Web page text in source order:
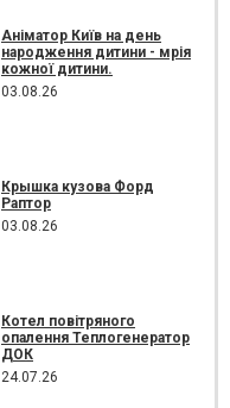
Аніматор Київ на день
народження дитини - мрія
кожної дитини.
03.08.26
Крышка кузова Форд
Раптор
03.08.26
Котел повітряного
опалення Теплогенератор
ДОК
24.07.26